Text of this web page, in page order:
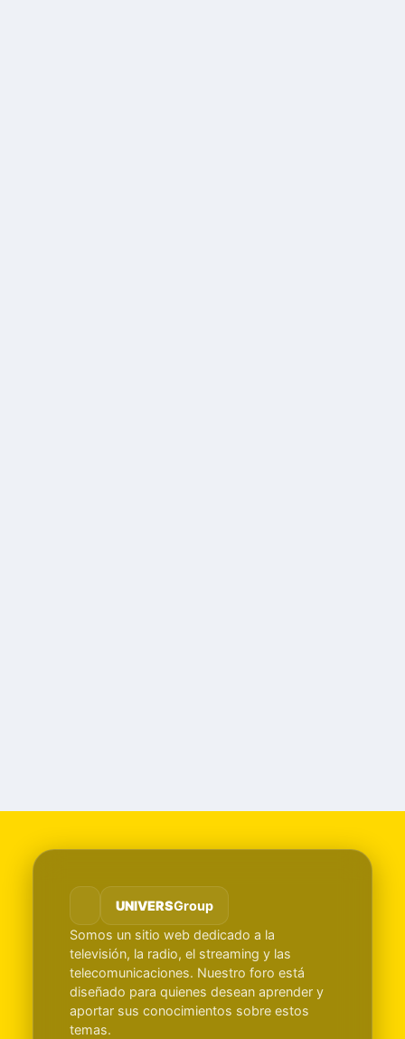
UNIVERSGroup
Somos un sitio web dedicado a la
televisión, la radio, el streaming y las
telecomunicaciones. Nuestro foro está
diseñado para quienes desean aprender y
aportar sus conocimientos sobre estos
temas.